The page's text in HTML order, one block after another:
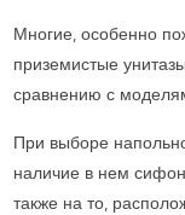
Многие, особенно
приземистые
сравнению с
При выборе
наличие в нем
также на то,